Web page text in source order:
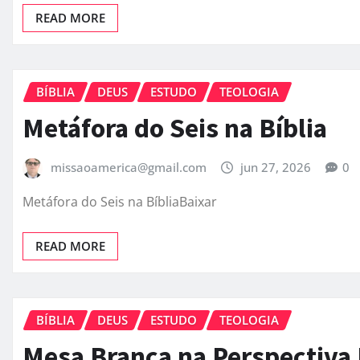
READ MORE
BÍBLIA DEUS ESTUDO TEOLOGIA
Metáfora do Seis na Bíblia
missaoamerica@gmail.com jun 27, 2026 0
Metáfora do Seis na BíbliaBaixar
READ MORE
BÍBLIA DEUS ESTUDO TEOLOGIA